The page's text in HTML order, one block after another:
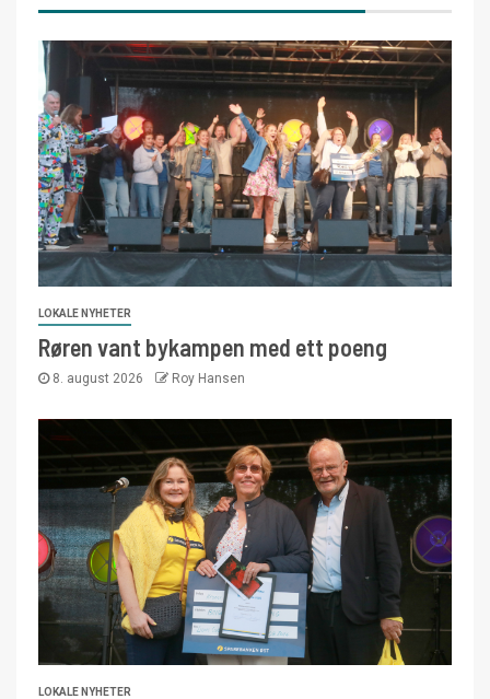
LOKALE NYHETER
Røren vant bykampen med ett poeng
8. august 2026 Roy Hansen
LOKALE NYHETER